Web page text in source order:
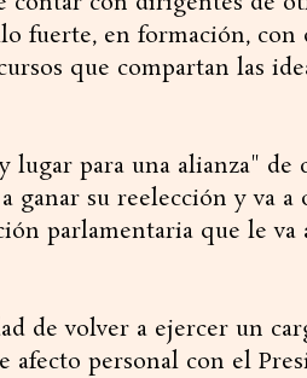
fuerte, en formación,
que compartan las
lugar para una alianza" de
ganar su reelección y va a
parlamentaria que le va
de volver a ejercer un
afecto personal con el